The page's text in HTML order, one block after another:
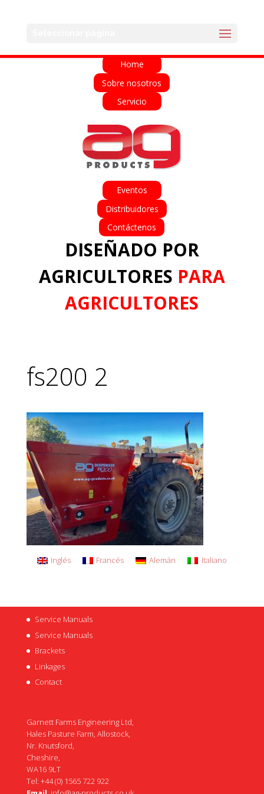
Home
Sobre nosotros
Servicio
Eventos
Distribuidores
Contáctenos
DISEÑADO POR
AGRICULTORES PARA
AGRICULTORES
fs200 2
Inglés Francés Alemán Italiano
Service Manuals
Service Manuals
Brackets
Linkages
Contact
Garnett Farms Engineering Ltd,
Hales Pasture Farm, Allostock,
Nr. Knutsford,
Cheshire,
WA16 9LT
Tel: +44 (0) 1565 722 922